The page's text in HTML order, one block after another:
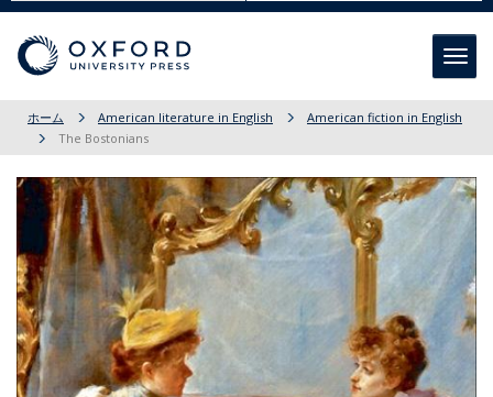
ホーム American literature in English
American fiction in English
The Bostonians